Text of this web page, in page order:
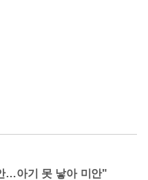
…아기 못 낳아 미안"